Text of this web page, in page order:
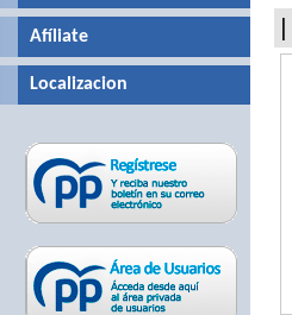
Afíliate
Localizacion